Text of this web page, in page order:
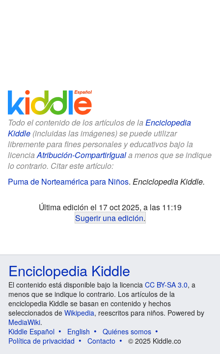
Todo el contenido de los artículos de la Enciclopedia
Kiddle (incluidas las imágenes) se puede utilizar
libremente para fines personales y educativos bajo la
licenciaAtribución-CompartirIguala menos que se indique
lo contrario. Citar este artículo:
Puma de Norteamérica para Niños. Enciclopedia Kiddle.
Última edición el 17 oct 2025, a las 11:19
Sugerir una edición.
Enciclopedia Kiddle
El contenido está disponible bajo la licencia CC BY-SA 3.0, a
menos que se indique lo contrario. Los artículos de la
enciclopedia Kiddle se basan en contenido y hechos
seleccionados de Wikipedia, reescritos para niños. Powered by
MediaWiki.
Kiddle Español
English
Quiénes somos
Política de privacidad
Contacto © 2025 Kiddle.co